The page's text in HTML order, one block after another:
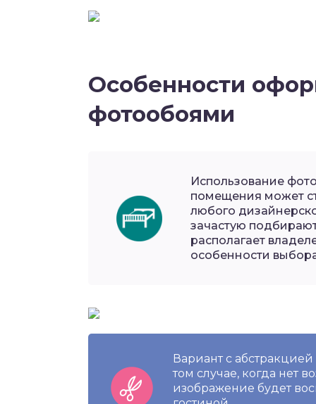
Особенности
фотообоями
Использование
помещения может
любого
зачастую
располагает
особенности
Вариант с
том случае, когда нет
изображение будет